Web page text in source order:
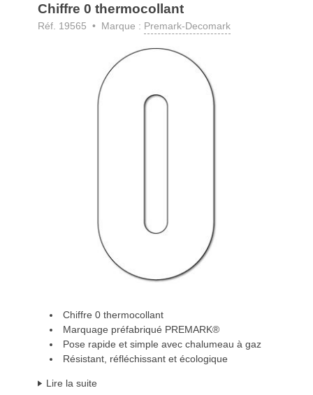
Chiffre 0 thermocollant
Réf. 19565 • Marque : Premark-Decomark
Chiffre 0 thermocollant
Marquage préfabriqué PREMARK®
Pose rapide et simple avec chalumeau à gaz
Résistant, réfléchissant et écologique
Lire la suite